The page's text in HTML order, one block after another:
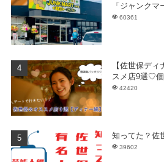
「ジャンク
60361
【佐世保デ
スメ店9選♡個
42420
知ってた？佐
39602